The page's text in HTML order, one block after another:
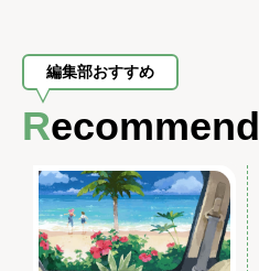
編集部おすすめ
Recommend